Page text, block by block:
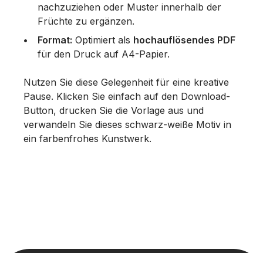
nachzuziehen oder Muster innerhalb der
Früchte zu ergänzen.
Format: Optimiert als hochauflösendes PDF
für den Druck auf A4-Papier.
Nutzen Sie diese Gelegenheit für eine kreative
Pause. Klicken Sie einfach auf den Download-
Button, drucken Sie die Vorlage aus und
verwandeln Sie dieses schwarz-weiße Motiv in
ein farbenfrohes Kunstwerk.